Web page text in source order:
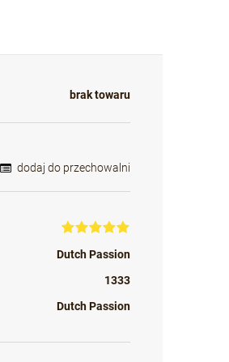
brak towaru
dodaj do przechowalni
Dutch Passion
1333
Dutch Passion